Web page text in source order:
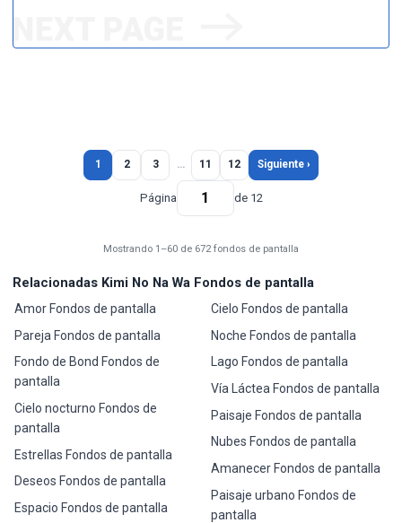
1 2 3 … 11 12 Siguiente ›
Página de 12
Mostrando 1–60 de 672 fondos de pantalla
Relacionadas Kimi No Na Wa Fondos de pantalla
Amor Fondos de pantalla
Pareja Fondos de pantalla
Fondo de Bond Fondos de
pantalla
Cielo nocturno Fondos de
pantalla
Estrellas Fondos de pantalla
Deseos Fondos de pantalla
Espacio Fondos de pantalla
Cielo Fondos de pantalla
Noche Fondos de pantalla
Lago Fondos de pantalla
Vía Láctea Fondos de pantalla
Paisaje Fondos de pantalla
Nubes Fondos de pantalla
Amanecer Fondos de pantalla
Paisaje urbano Fondos de
pantalla